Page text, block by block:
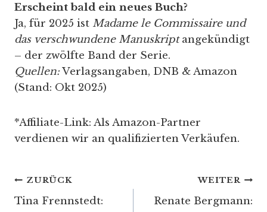
Erscheint bald ein neues Buch?
Ja, für 2025 ist Madame le Commissaire und
das verschwundene Manuskriptangekündigt
– der zwölfte Band der Serie.
Quellen:Verlagsangaben, DNB & Amazon
(Stand: Okt 2025)
*Affiliate-Link: Als Amazon-Partner
verdienen wir an qualifizierten Verkäufen.
Beitragsnavigation
ZURÜCK
Tina Frennstedt:
WEITER
Renate Bergmann: